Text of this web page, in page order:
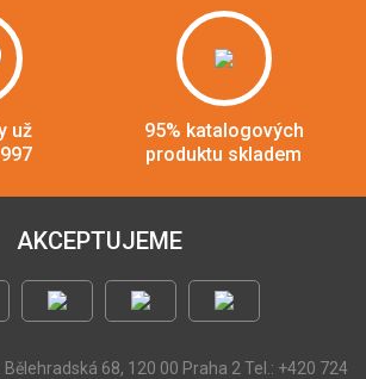
už
95% katalogových
produktu skladem
AKCEPTUJEME
Bělehradská 68, 120 00 Praha 2 Tel.: +420 724